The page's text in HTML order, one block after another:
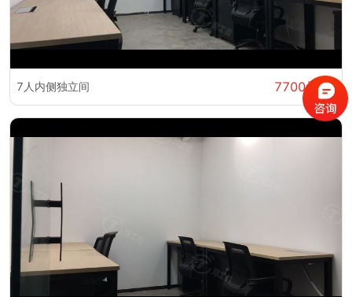
7人内侧独立间 7700元/月